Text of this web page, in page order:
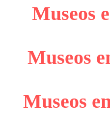
Museos
Museos
Museos